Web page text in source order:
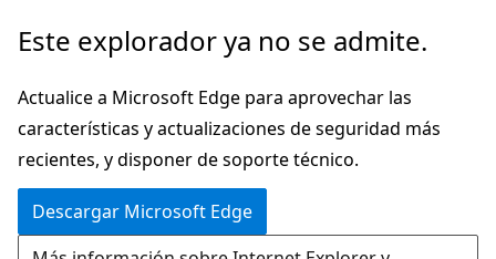
Ir
contenido
principal
Este explorador ya no se admite.
Actualice a Microsoft Edge para aprovechar las
características y actualizaciones de seguridad más
recientes, y disponer de soporte técnico.
Descargar Microsoft Edge